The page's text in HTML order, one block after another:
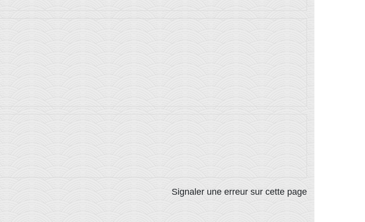
Signaler une erreur sur cette page